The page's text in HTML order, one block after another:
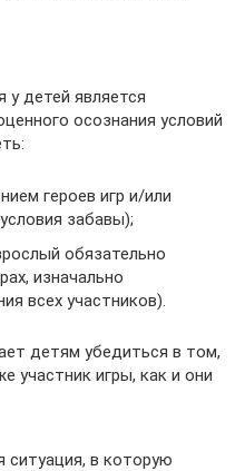
у детей является
осознания условий
героев игр и/или
забавы);
обязательно
изначально
всех участников).
детям убедиться в том,
участник игры, как и они
ситуация, в которую